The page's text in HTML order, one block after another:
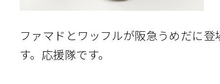
ファマドとワッフルが阪急うめだに登
す。応援隊です。